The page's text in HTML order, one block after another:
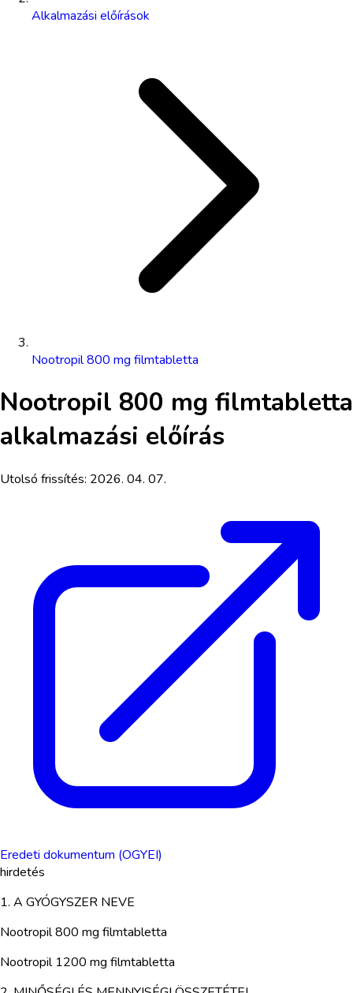
Alkalmazási előírások
Nootropil 800 mg filmtabletta
Nootropil 800 mg filmtabletta
alkalmazási előírás
Utolsó frissítés: 2026. 04. 07.
Eredeti dokumentum (OGYEI)
hirdetés
1. A GYÓGYSZER NEVE
Nootropil 800 mg filmtabletta
Nootropil 1200 mg filmtabletta